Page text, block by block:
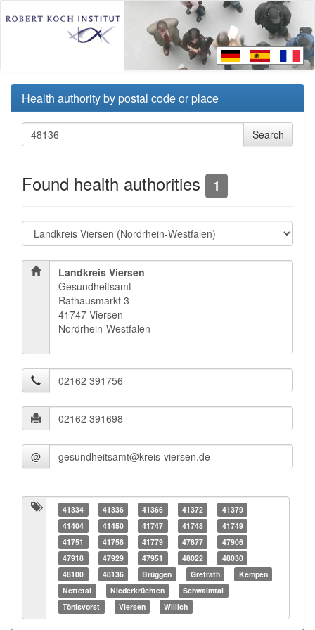
Health authority by postal code or place
Found health authorities 1
Landkreis Viersen
Gesundheitsamt
Rathausmarkt 3
41747 Viersen
Nordrhein-Westfalen
@
41334 41336 41366 41372
41379
41404
41450 41747 41748
41749
41751
41758 41779 47877
47906
47918
47929 47951 48022
48030
48100
48136 Brüggen Grefrath
Kempen
Nettetal
Niederkrüchten
Schwalmtal
Tönisvorst
Viersen Willich